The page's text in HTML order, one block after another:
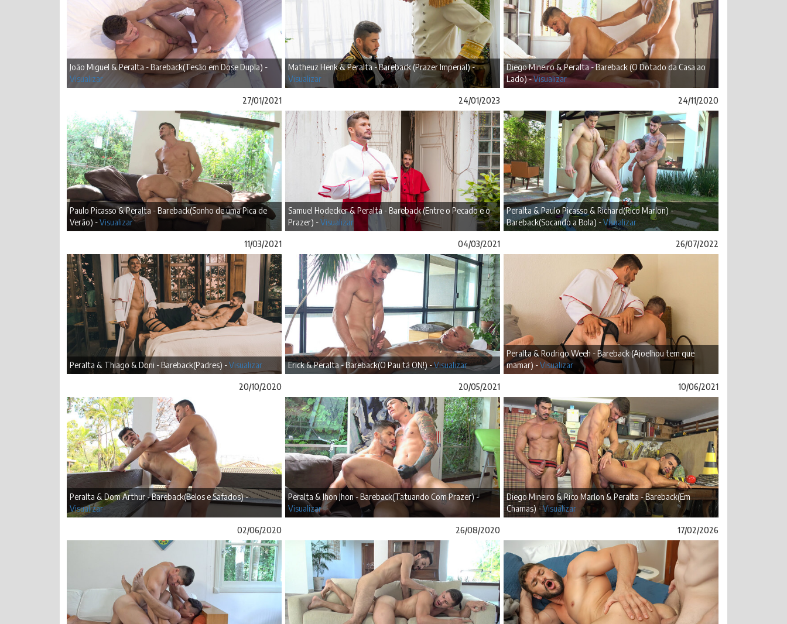
João Miguel & Peralta - Bareback(Tesão em Dose Dupla) -
Visualizar
Matheuz Henk & Peralta - Bareback (Prazer Imperial) -
Visualizar
Diego Mineiro & Peralta - Bareback (O Dotado da Casa ao
Lado) -Visualizar
27/01/2021
Paulo Picasso & Peralta - Bareback(Sonho de uma Pica de
Verão) -Visualizar
24/01/2023
Samuel Hodecker & Peralta - Bareback (Entre o Pecado e o
Prazer) -Visualizar
24/11/2020
Peralta & Paulo Picasso & Richard(Rico Marlon) -
Bareback(Socando a Bola) -Visualizar
11/03/2021
Peralta & Thiago & Doni - Bareback(Padres) -Visualizar
04/03/2021
Erick & Peralta - Bareback(O Pau tá ON!) -Visualizar
26/07/2022
Peralta & Rodrigo Weeh - Bareback (Ajoelhou tem que
mamar) -Visualizar
20/10/2020
Peralta & Dom Arthur - Bareback(Belos e Safados) -
Visualizar
20/05/2021
Peralta & Jhon Jhon - Bareback(Tatuando Com Prazer) -
Visualizar
10/06/2021
Diego Mineiro & Rico Marlon & Peralta - Bareback(Em
Chamas) -Visualizar
02/06/2020 26/08/2020 17/02/2026